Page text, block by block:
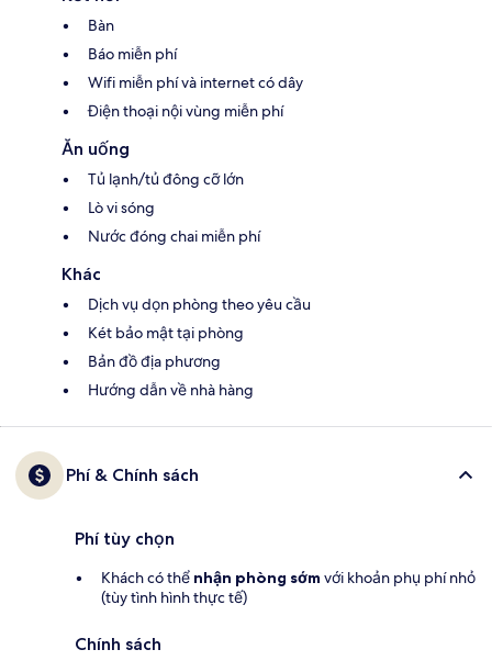
Bàn
Báo miễn phí
Wifi miễn phí và internet có dây
Điện thoại nội vùng miễn phí
Ăn uống
Tủ lạnh/tủ đông cỡ lớn
Lò vi sóng
Nước đóng chai miễn phí
Khác
Dịch vụ dọn phòng theo yêu cầu
Két bảo mật tại phòng
Bản đồ địa phương
Hướng dẫn về nhà hàng
Phí & Chính sách
Phí tùy chọn
Khách có thể nhận phòng sớm với khoản phụ phí nhỏ
(tùy tình hình thực tế)
Chính sách